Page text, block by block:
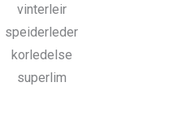
vinterleir
speiderleder
korledelse
superlim